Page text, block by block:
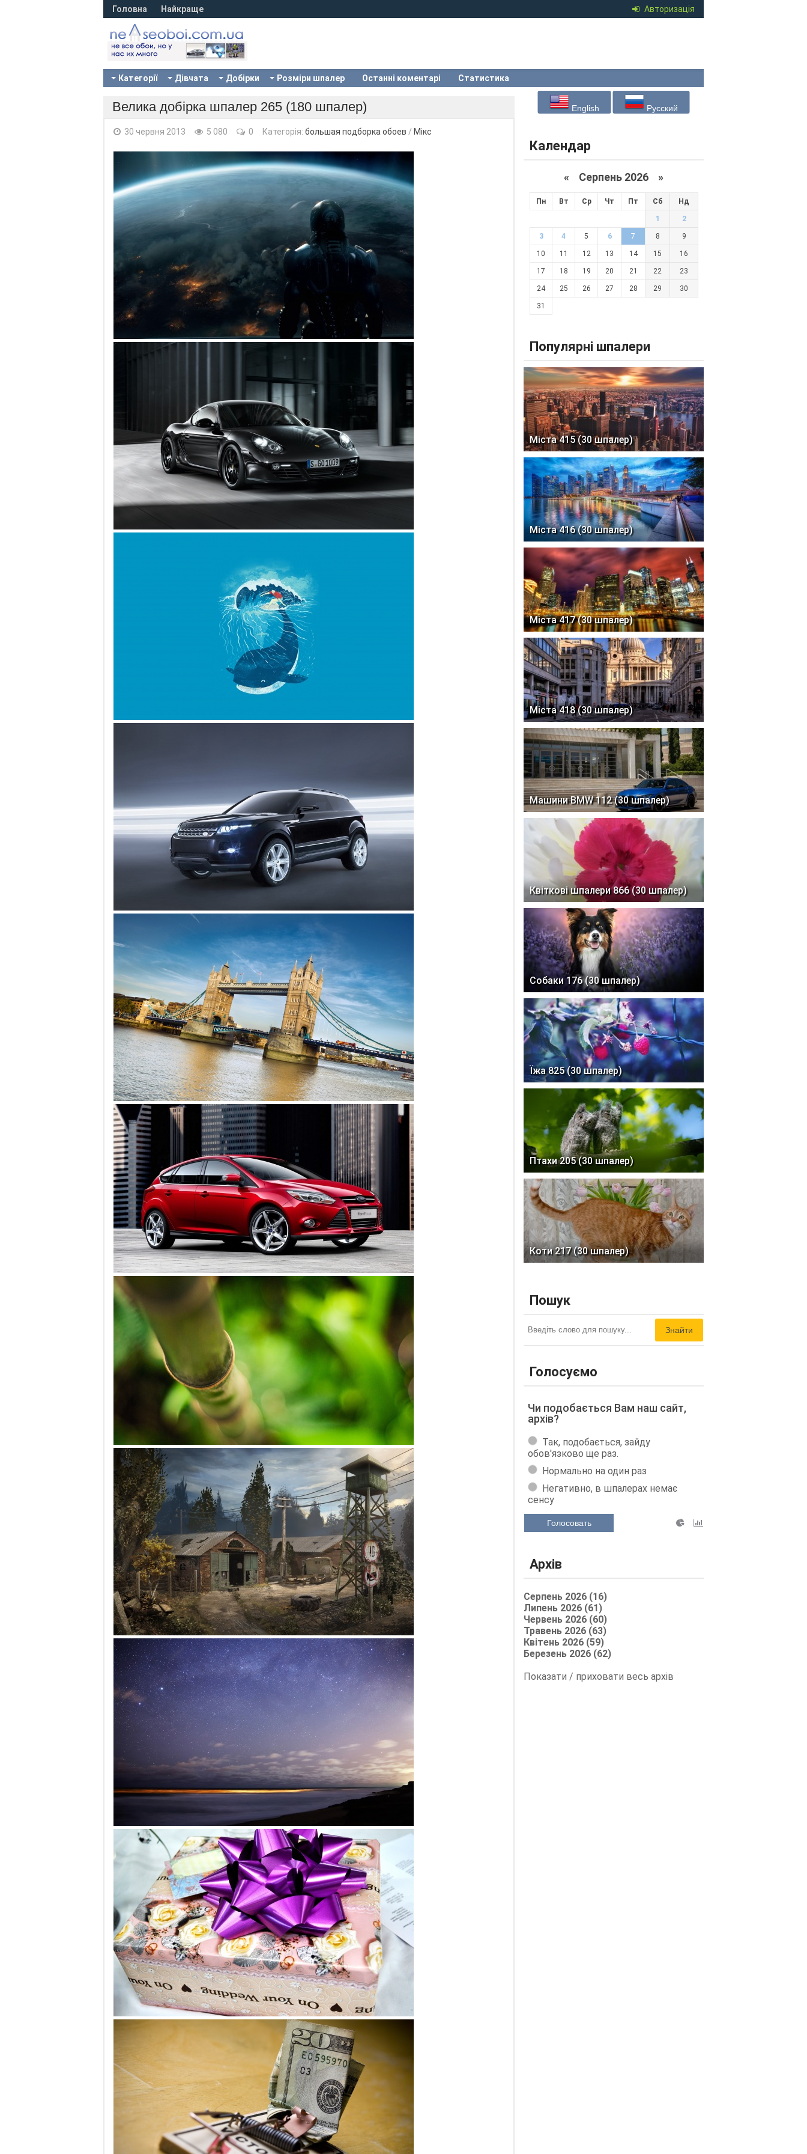
Авторизація
Головна Найкраще
Категорії Дівчата Добірки Розміри шпалер Останні коментарі Статистика
Велика добірка шпалер 265 (180 шпалер)
30 червня 2013 5 080 0 Категорія: большая подборка обоев / Мікс
English Русский
Календар
« Серпень 2026 »
Пн Вт Ср Чт Пт Сб Нд
1 2
3 4 5 6 7 8 9
10 11 12 13 14 15 16
17 18 19 20 21 22 23
24 25 26 27 28 29 30
31
Популярні шпалери
Міста 415 (30 шпалер)
Міста 416 (30 шпалер)
Міста 417 (30 шпалер)
Міста 418 (30 шпалер)
Машини BMW 112 (30 шпалер)
Квіткові шпалери 866 (30 шпалер)
Собаки 176 (30 шпалер)
Їжа 825 (30 шпалер)
Птахи 205 (30 шпалер)
Коти 217 (30 шпалер)
Пошук
Знайти
Голосуємо
Чи подобається Вам наш сайт,
архів?
Так, подобається, зайду
обов'язково ще раз.
Нормально на один раз
Негативно, в шпалерах немає
сенсу
Голосовать
Архів
Серпень 2026 (16)
Липень 2026 (61)
Червень 2026 (60)
Травень 2026 (63)
Квітень 2026 (59)
Березень 2026 (62)
Показати / приховати весь архів